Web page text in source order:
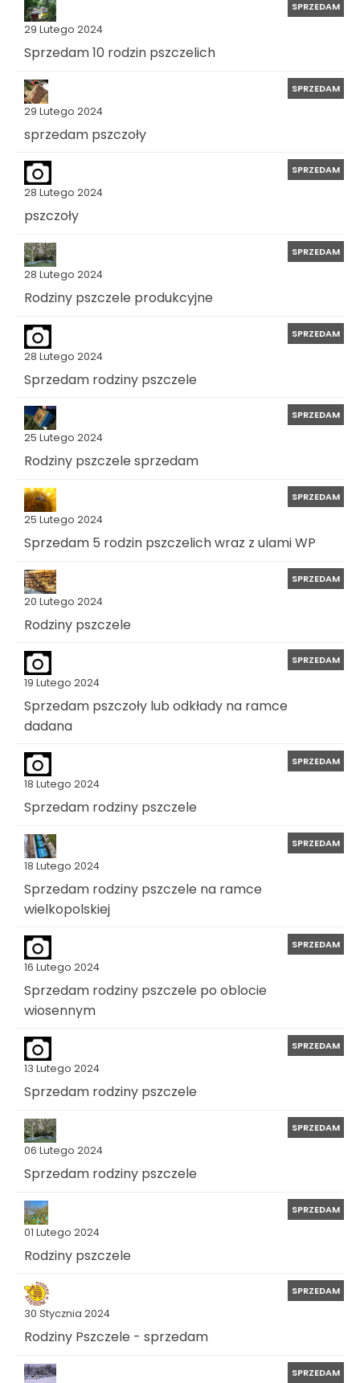
29 Lutego 2024
SPRZEDAM
Sprzedam 10 rodzin pszczelich
29 Lutego 2024
SPRZEDAM
sprzedam pszczoły
28 Lutego 2024
SPRZEDAM
pszczoły
28 Lutego 2024
SPRZEDAM
Rodziny pszczele produkcyjne
28 Lutego 2024
SPRZEDAM
Sprzedam rodziny pszczele
25 Lutego 2024
SPRZEDAM
Rodziny pszczele sprzedam
25 Lutego 2024
SPRZEDAM
Sprzedam 5 rodzin pszczelich wraz z ulami WP
20 Lutego 2024
SPRZEDAM
Rodziny pszczele
19 Lutego 2024
SPRZEDAM
Sprzedam pszczoły lub odkłady na ramce
dadana
18 Lutego 2024
SPRZEDAM
Sprzedam rodziny pszczele
18 Lutego 2024
SPRZEDAM
Sprzedam rodziny pszczele na ramce
wielkopolskiej
16 Lutego 2024
SPRZEDAM
Sprzedam rodziny pszczele po oblocie
wiosennym
13 Lutego 2024
SPRZEDAM
Sprzedam rodziny pszczele
06 Lutego 2024
SPRZEDAM
Sprzedam rodziny pszczele
01 Lutego 2024
SPRZEDAM
Rodziny pszczele
30 Stycznia 2024
SPRZEDAM
Rodziny Pszczele - sprzedam
SPRZEDAM